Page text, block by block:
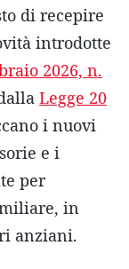
di recepire
introdotte
2026, n.
Legge 20
i nuovi
e i
per
in
anziani.